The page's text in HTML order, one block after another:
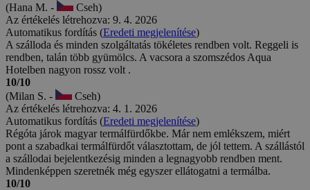
(Hana M. -
Cseh)
Az értékelés létrehozva: 9. 4. 2026
Automatikus fordítás (Eredeti megjelenítése)
A szálloda és minden szolgáltatás tökéletes rendben volt. Reggeli is
rendben, talán több gyümölcs. A vacsora a szomszédos Aqua
Hotelben nagyon rossz volt .
10/10
(Milan S. -
Cseh)
Az értékelés létrehozva: 4. 1. 2026
Automatikus fordítás (Eredeti megjelenítése)
Régóta járok magyar termálfürdőkbe. Már nem emlékszem, miért
pont a szabadkai termálfürdőt választottam, de jól tettem. A szállástól
a szállodai bejelentkezésig minden a legnagyobb rendben ment.
Mindenképpen szeretnék még egyszer ellátogatni a termálba.
10/10